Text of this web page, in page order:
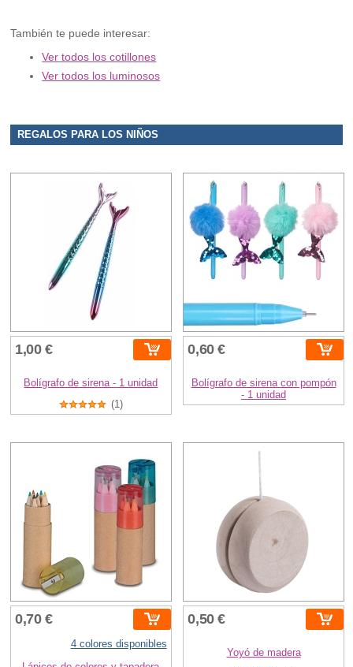
También te puede interesar:
Ver todos los cotillones
Ver todos los luminosos
REGALOS PARA LOS NIÑOS
1,00 €
Bolígrafo de sirena - 1 unidad
(1)
0,60 €
Bolígrafo de sirena con pompón
- 1 unidad
0,70 €
4 colores disponibles
0,50 €
Yoyó de madera